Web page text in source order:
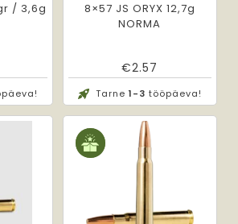
/ 3,6g
8×57 JS ORYX 12,7g
NORMA
€2.57
Tarne 1-3 tööpäeva!